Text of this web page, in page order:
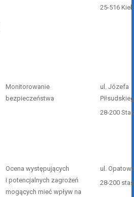
25-516
Monitorowanie
bezpieczeństwa
ul. Józefa
28-200
Ocena występujących
i potencjalnych zagrożeń
mogących mieć wpływ na
ul.
28-200